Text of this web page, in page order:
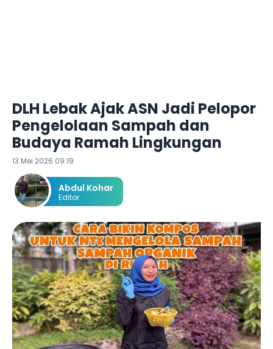
DLH Lebak Ajak ASN Jadi Pelopor
Pengelolaan Sampah dan
Budaya Ramah Lingkungan
13 Mei 2026 09:19
Abdul Kohar
Editor